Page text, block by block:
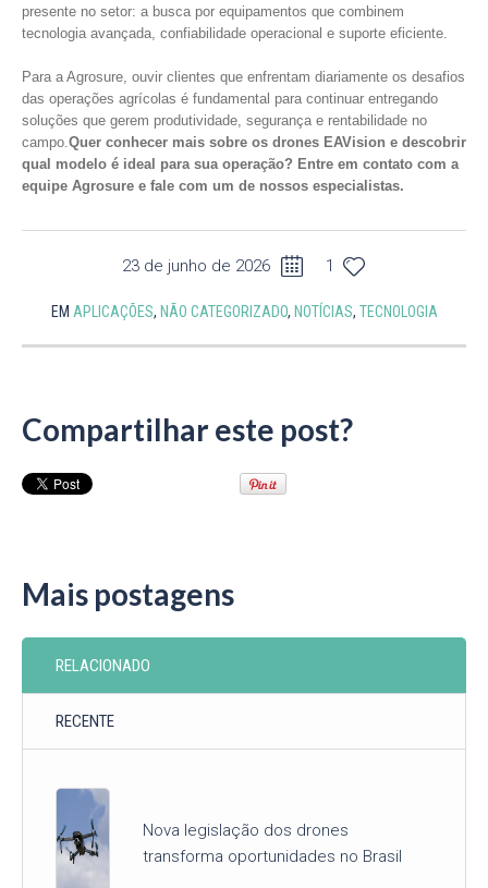
presente no setor: a busca por equipamentos que combinem
tecnologia avançada, confiabilidade operacional e suporte eficiente.
Para a Agrosure, ouvir clientes que enfrentam diariamente os desafios
das operações agrícolas é fundamental para continuar entregando
soluções que gerem produtividade, segurança e rentabilidade no
campo.Quer conhecer mais sobre os drones EAVision e descobrir
qual modelo é ideal para sua operação? Entre em contato com a
equipe Agrosure e fale com um de nossos especialistas.
23 de junho de 2026 1
EM APLICAÇÕES, NÃO CATEGORIZADO, NOTÍCIAS, TECNOLOGIA
Compartilhar este post?
Mais postagens
RELACIONADO
RECENTE
Nova legislação dos drones
transforma oportunidades no Brasil